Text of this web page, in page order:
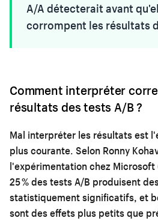
A/A détecterait avant
corrompent les résultats
Comment interpréter
résultats des tests A/B ?
Mal interpréter les résultats est
plus courante. Selon Ronny
l'expérimentation chez Microsoft
25 % des tests A/B produisent
statistiquement significatifs, et
sont des effets plus petits que